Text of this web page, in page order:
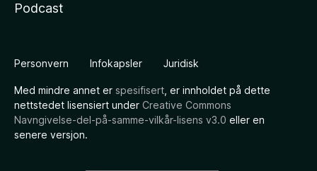
Podcast
Personvern Infokapsler Juridisk
Med mindre annet er spesifisert , er innholdet på dette
nettstedet lisensiert under Creative Commons
Navngivelse-del-på-samme-vilkår-lisens v3.0 eller en
senere versjon.